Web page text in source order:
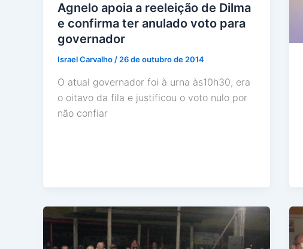
Agnelo apoia a reeleição de Dilma
e confirma ter anulado voto para
governador
Israel Carvalho/26 de outubro de 2014
O atual governador foi à urna às10h30, era
o oitavo da fila e justificou o voto nulo por
não confiar